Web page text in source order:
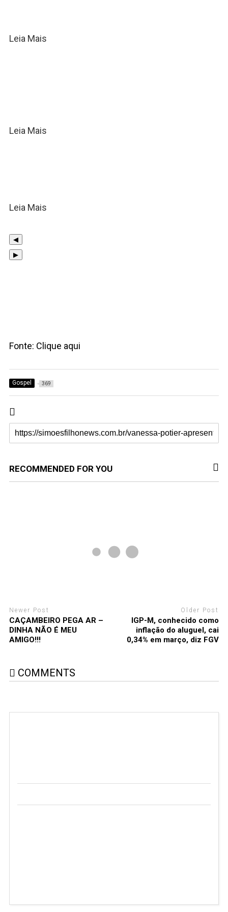
Leia Mais
Leia Mais
Leia Mais
◀
▶
Fonte: Clique aqui
Gospel 369
RECOMMENDED FOR YOU
Newer Post
CAÇAMBEIRO PEGA AR –
DINHA NÃO É MEU
AMIGO!!!
Older Post
IGP-M, conhecido como
inflação do aluguel, cai
0,34% em março, diz FGV
COMMENTS